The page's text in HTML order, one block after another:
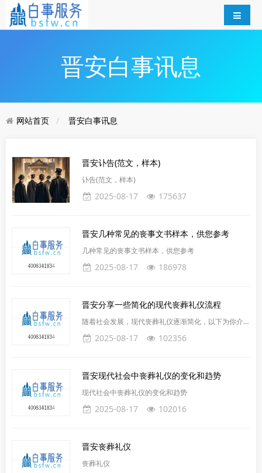
晋安白事讯息
网站首页 晋安白事讯息
晋安讣告(范文，样本)
讣告(范文，样本)
2025-08-17 175637
晋安几种常见的丧事文书样本，供您参考
几种常见的丧事文书样本，供您参考
2025-08-17 186978
晋安分享一些简化的现代丧葬礼仪流程
随着社会发展，现代丧葬礼仪逐渐简化，以下为你介绍
常见的简化流程：前期准备确定方案：家人商讨确定丧
葬方式（如火葬）、时间安排、大致预算等基本事宜。
话、短信、微信或讣告等方式通知亲友逝者离世的消
息、葬礼时间和地点。治丧阶段遗体安置与守灵安置：
服务机构将遗体接运至殡仪馆，安置在冷藏柜暂存。守
灵：家人和部分亲友可
2025-08-17 102356
晋安现代社会中丧葬礼仪的变化和趋势
现代社会中丧葬礼仪的变化和趋势
2025-08-17 102016
晋安丧葬礼仪
丧葬礼仪